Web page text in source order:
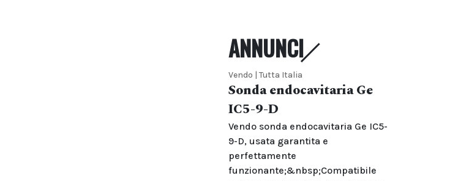
ANNUNCI
Vendo | Tutta Italia
Sonda endocavitaria Ge
IC5-9-D
Vendo sonda endocavitaria Ge IC5-
9-D, usata garantita e
perfettamente
funzionante;&nbsp;Compatibile